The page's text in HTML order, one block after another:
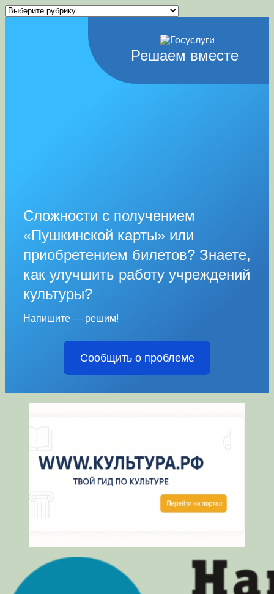
Рубрики
Решаем вместе
Сложности с получением
«Пушкинской карты» или
приобретением билетов? Знаете,
как улучшить работу учреждений
культуры?
Напишите — решим!
Сообщить о проблеме